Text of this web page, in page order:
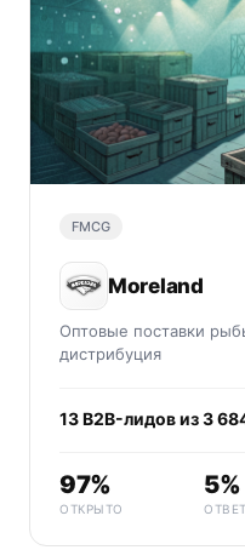
FMCG
Moreland
Оптовые поставки
дистрибуция
13 B2B-лидов из 3
97%
ОТКРЫТО
5%